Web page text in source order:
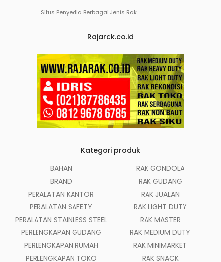
Situs Penyedia Berbagai Jenis Rak
Rajarak.co.id
Kategori produk
BAHAN
BRAND
PERALATAN KANTOR
PERALATAN SAFETY
PERALATAN STAINLESS STEEL
PERLENGKAPAN GUDANG
PERLENGKAPAN RUMAH
PERLENGKAPAN TOKO
RAK GONDOLA
RAK GUDANG
RAK JUALAN
RAK LIGHT DUTY
RAK MASTER
RAK MEDIUM DUTY
RAK MINIMARKET
RAK SNACK